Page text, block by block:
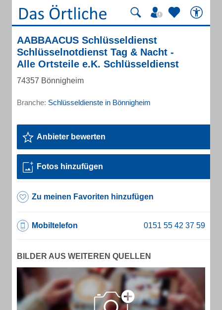
AABBAACUS Schlüsseldienst
Schlüsselnotdienst Tag & Nacht -
Alle Ortsteile e.K. Schlüsseldienst
74357 Bönnigheim
Branche: Schlüsseldienste in Bönnigheim
Anbieter bewerten
Fotos hinzufügen
Zu meinen Favoriten hinzufügen
Mobiltelefon
BILDER AUS WEITEREN QUELLEN